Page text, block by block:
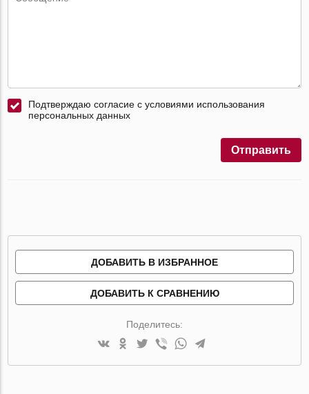
Подтверждаю согласие с условиями использования
персональных данных
Отправить
ДОБАВИТЬ В ИЗБРАННОЕ
ДОБАВИТЬ К СРАВНЕНИЮ
Поделитесь: